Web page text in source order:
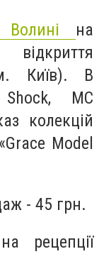
Волині на
Київ). В
MC
колекцій
Model
- 45 грн.
рецепції